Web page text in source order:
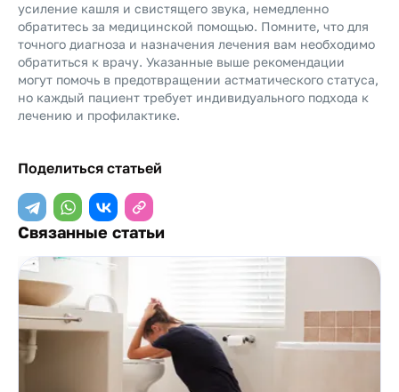
усиление кашля и свистящего звука, немедленно
обратитесь за медицинской помощью. Помните, что для
точного диагноза и назначения лечения вам необходимо
обратиться к врачу. Указанные выше рекомендации
могут помочь в предотвращении астматического статуса,
но каждый пациент требует индивидуального подхода к
лечению и профилактике.
Поделиться статьей
Связанные статьи